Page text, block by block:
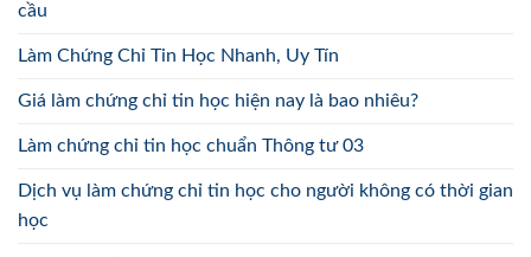
cầu
Làm Chứng Chỉ Tin Học Nhanh, Uy Tín
Giá làm chứng chỉ tin học hiện nay là bao nhiêu?
Làm chứng chỉ tin học chuẩn Thông tư 03
Dịch vụ làm chứng chỉ tin học cho người không có thời gian
học